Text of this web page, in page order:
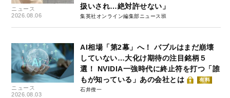
ニュース
2026.08.06
扱いされ…絶対許せない」
集英社オンライン編集部ニュース班
ニュース
2026.08.03
AI相場「第2幕」へ！ バブルはまだ崩壊
していない…大化け期待の注目銘柄５
選！ NVIDIA一強時代に終止符を打つ「誰
もが知っている」あの会社とは
有料
石井僚一